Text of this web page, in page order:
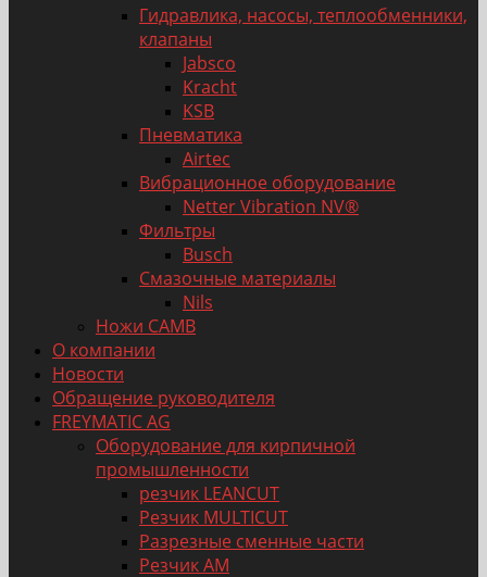
Гидравлика, насосы, теплообменники,
клапаны
Jabsco
Kracht
KSB
Пневматика
Airtec
Вибрационное оборудование
Netter Vibration NV®
Фильтры
Busch
Смазочные материалы
Nils
Ножи CAMB
О компании
Новости
Обращение руководителя
FREYMATIC AG
Оборудование для кирпичной
промышленности
резчик LEANCUT
Резчик MULTICUT
Разрезные сменные части
Резчик AM